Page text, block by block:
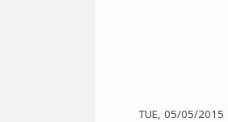
TUE, 05/05/2015